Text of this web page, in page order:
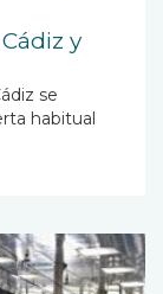
y
se
habitual